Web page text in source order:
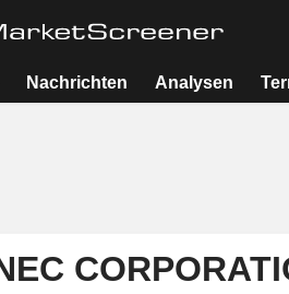
Nachrichten Analysen